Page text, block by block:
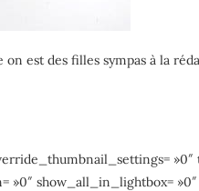
est des filles sympas à la
»0″
»0″ show_all_in_lightbox=